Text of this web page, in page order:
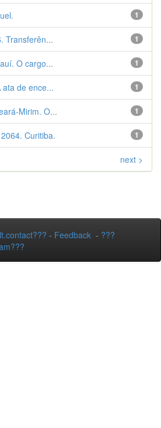
1
1
Transferên...
1
O cargo...
1
ata de ence...
1
Mirim. O...
1
Curitiba.
next >
- Feedback - ???